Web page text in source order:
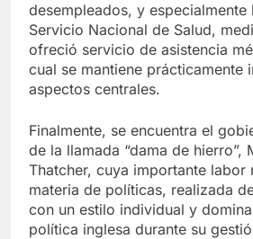
desempleados, y especialmente
Servicio Nacional de Salud,
ofreció servicio de asistencia
cual se mantiene prácticamente
aspectos centrales.
Finalmente, se encuentra el
de la llamada “dama de hierro”,
Thatcher, cuya importante labor
materia de políticas, realizada
con un estilo individual y
política inglesa durante su